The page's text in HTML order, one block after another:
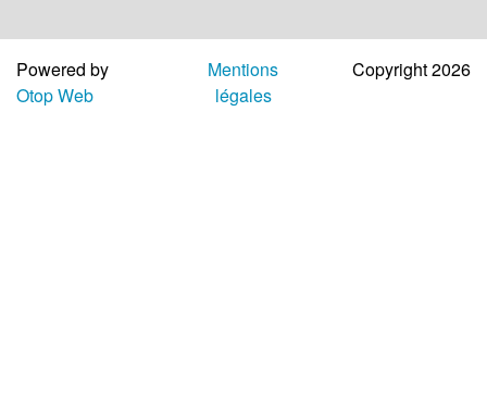
Powered by
Otop Web
Mentions
légales
Copyright 2026